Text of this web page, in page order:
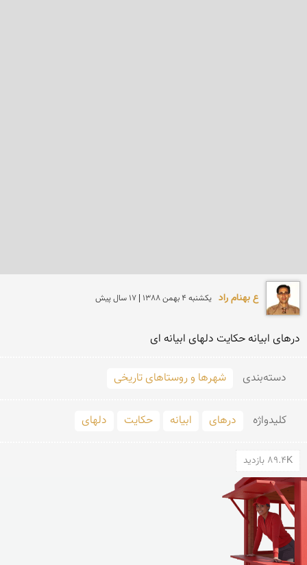
ع بهنام راد يكشنبه 4 بهمن 1388 | 17 سال پیش
درهای ابیانه حکایت دلهای ابیانه ای
دسته‌بندی شهرها و روستاهای تاریخی
کلید‌واژه درهای ابیانه حکایت دلهای
89.4K بازدید